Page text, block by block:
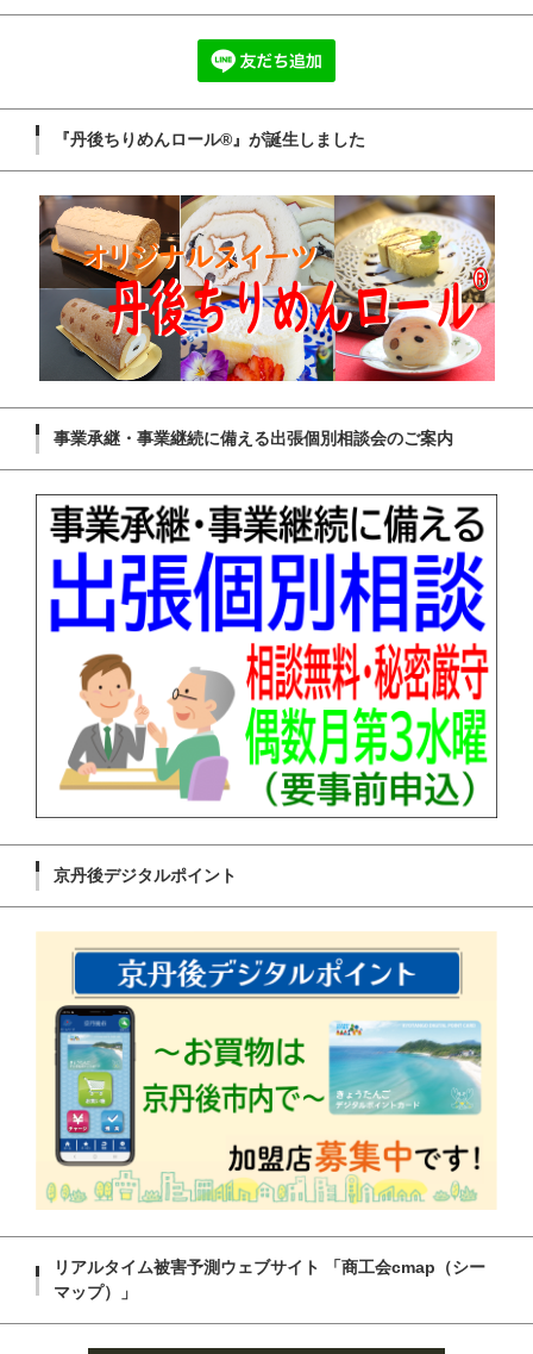
『丹後ちりめんロール®』が誕生しました
事業承継・事業継続に備える出張個別相談会のご案内
京丹後デジタルポイント
リアルタイム被害予測ウェブサイト 「商工会cmap（シー
マップ）」